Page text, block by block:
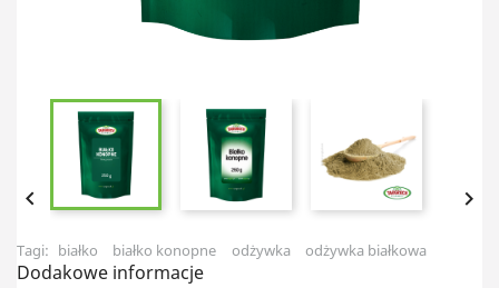
 
Tagi: białko białko konopne odżywka odżywka białkowa
Dodakowe informacje